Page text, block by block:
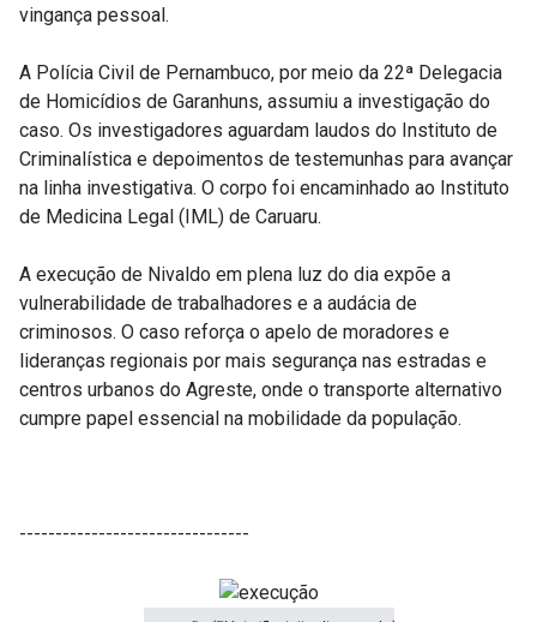
vingança pessoal.
A Polícia Civil de Pernambuco, por meio da 22ª Delegacia
de Homicídios de Garanhuns, assumiu a investigação do
caso. Os investigadores aguardam laudos do Instituto de
Criminalística e depoimentos de testemunhas para avançar
na linha investigativa. O corpo foi encaminhado ao Instituto
de Medicina Legal (IML) de Caruaru.
A execução de Nivaldo em plena luz do dia expõe a
vulnerabilidade de trabalhadores e a audácia de
criminosos. O caso reforça o apelo de moradores e
lideranças regionais por mais segurança nas estradas e
centros urbanos do Agreste, onde o transporte alternativo
cumpre papel essencial na mobilidade da população.
--------------------------------